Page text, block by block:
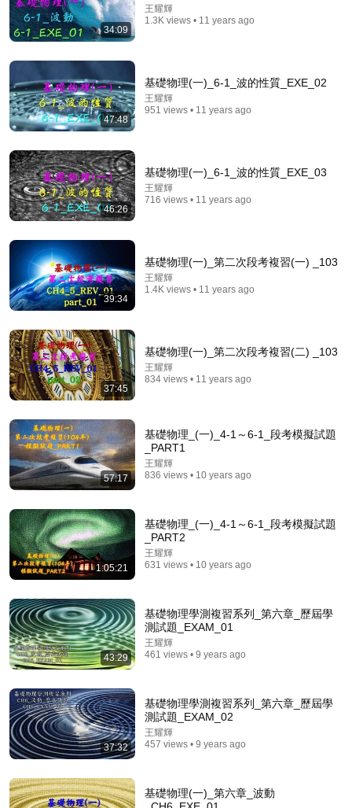
3:36:09
一口氣看完「量子力學」，從此告別營銷號！| 俗說量
子 | Linvo說宇宙
Linvo說宇宙 • 631K views
1:39:29
《喜单3》最强华裔脱口秀演员杀疯了！UCLA毕业
来"吃脱口秀这碗饭"，亚裔看完疯狂点头！#喜剧之王
11:36
家長越來越難應付！北市明星學區教師50歲退休／00
後國小老師誓言「整頓職場」！嗆家長：為何要和你報
告
57東森財經新聞 • 478K views
34:09
王耀輝
1.3K views • 11 years ago
47:48
基礎物理(一)_6-1_波的性質_EXE_02
王耀輝
951 views • 11 years ago
46:26
基礎物理(一)_6-1_波的性質_EXE_03
王耀輝
716 views • 11 years ago
39:34
基礎物理(一)_第二次段考複習(一) _103
王耀輝
1.4K views • 11 years ago
37:45
基礎物理(一)_第二次段考複習(二) _103
王耀輝
834 views • 11 years ago
57:17
基礎物理_(一)_4-1～6-1_段考模擬試題
_PART1
王耀輝
836 views • 10 years ago
1:05:21
基礎物理_(一)_4-1～6-1_段考模擬試題
_PART2
王耀輝
631 views • 10 years ago
43:29
基礎物理學測複習系列_第六章_歷屆學
測試題_EXAM_01
王耀輝
461 views • 9 years ago
37:32
基礎物理學測複習系列_第六章_歷屆學
測試題_EXAM_02
王耀輝
457 views • 9 years ago
基礎物理(一)_第六章_波動